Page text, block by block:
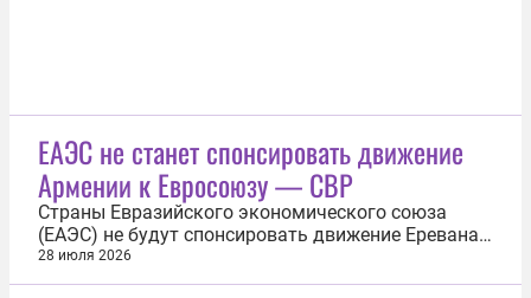
ЕАЭС не станет спонсировать движение
Армении к Евросоюзу — СВР
Страны Евразийского экономического союза
(ЕАЭС) не будут спонсировать движение Еревана
в направлении Евросоюза, Брюссель на это может
не надеяться. Об этом 28 июля заявили в пресс-
28 июля 2026